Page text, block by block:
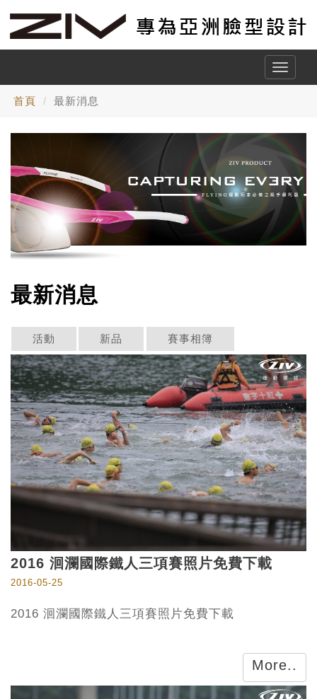
Toggle
首頁 最新消息
最新消息
活動 新品 賽事相簿
2016 洄瀾國際鐵人三項賽照片免費下載
2016-05-25
2016 洄瀾國際鐵人三項賽照片免費下載
More..